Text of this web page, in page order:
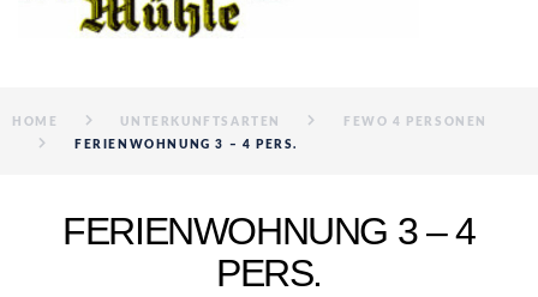
HOME UNTERKUNFTSARTEN
FEWO 4 PERSONEN
FERIENWOHNUNG 3 – 4 PERS.
FERIENWOHNUNG 3 – 4
PERS.